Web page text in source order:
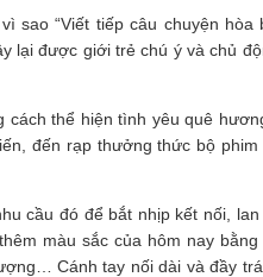
sao “Viết tiếp câu chuyện
lại được giới trẻ chú ý và chủ
thể hiện tình yêu quê
đến rạp thưởng thức bộ
cầu đó để bắt nhịp kết nối,
màu sắc của hôm nay
Cánh tay nối dài và đầy